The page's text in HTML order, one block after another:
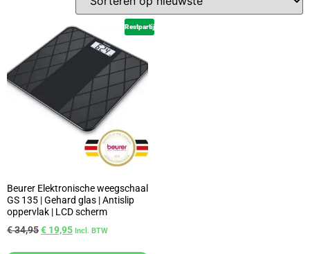
Restpartij
Beurer Elektronische weegschaal
GS 135 | Gehard glas | Antislip
oppervlak | LCD scherm
€34,95€ 19,95 Incl. BTW